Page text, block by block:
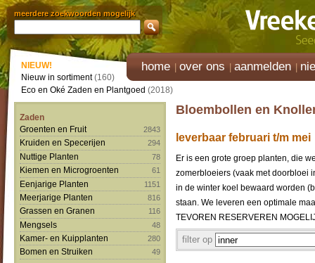
meerdere zoekwoorden mogelijk
home over ons aanmelden
NIEUW!
Nieuw in sortiment(160)
Eco en Oké Zaden en Plantgoed (2018)
Zaden
Groenten en Fruit
2843
Kruiden en Specerijen 294
Nuttige Planten 78
Kiemen en Microgroenten 61
Eenjarige Planten 1151
Meerjarige Planten 816
Grassen en Granen 116
Mengsels 48
Kamer- en Kuipplanten 280
Bomen en Struiken 49
Bloembollen en
leverbaar februari t/m mei
Er is een grote groep planten, die
zomerbloeiers (vaak met doorbloei
in de winter koel bewaard worden
staan. We leveren een optimale
TEVOREN RESERVEREN
filter op